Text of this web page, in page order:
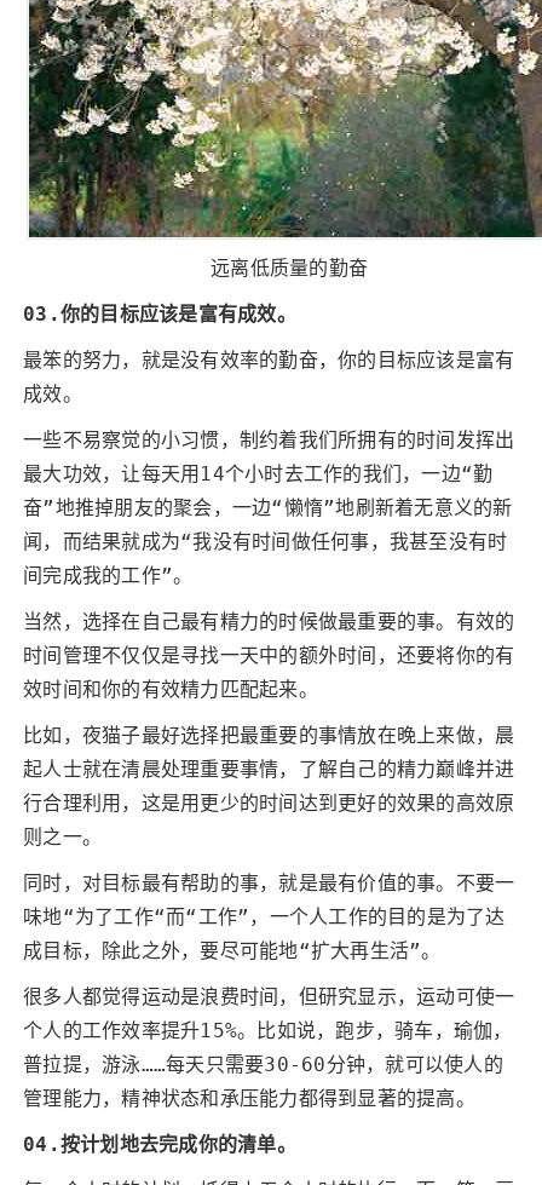
远离低质量的勤奋
03.你的目标应该是富有成效。
最笨的努力，就是没有效率的勤奋，你的目标应该是富有
成效。
一些不易察觉的小习惯，制约着我们所拥有的时间发挥出
最大功效，让每天用14个小时去工作的我们，一边“勤
奋”地推掉朋友的聚会，一边“懒惰”地刷新着无意义的新
闻，而结果就成为“我没有时间做任何事，我甚至没有时
间完成我的工作”。
当然，选择在自己最有精力的时候做最重要的事。有效的
时间管理不仅仅是寻找一天中的额外时间，还要将你的有
效时间和你的有效精力匹配起来。
比如，夜猫子最好选择把最重要的事情放在晚上来做，晨
起人士就在清晨处理重要事情，了解自己的精力巅峰并进
行合理利用，这是用更少的时间达到更好的效果的高效原
则之一。
同时，对目标最有帮助的事，就是最有价值的事。不要一
味地“为了工作“而“工作”，一个人工作的目的是为了达
成目标，除此之外，要尽可能地“扩大再生活”。
很多人都觉得运动是浪费时间，但研究显示，运动可使一
个人的工作效率提升15%。比如说，跑步，骑车，瑜伽，
普拉提，游泳……每天只需要30-60分钟，就可以使人的
管理能力，精神状态和承压能力都得到显著的提高。
04.按计划地去完成你的清单。